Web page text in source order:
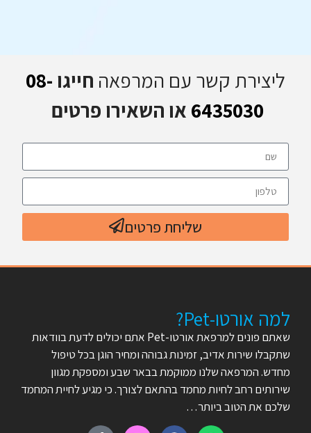
ליצירת קשר עם המרפאה חייגו 08-
6435030 או השאירו פרטים
שליחת פרטים
למה אורטו-Pet?
שאתם פונים למרפאת אורטו-Pet אתם יכולים לדעת בוודאות
שתקבלו שירות אדיב, זמינות גבוהה ומחיר הוגן בכל טיפול
מחדש. המרפאה שלנו ממוקמת בבאר שבע ומספקת מגוון
שירותים רחב לחיות מחמד בהתאם לצורך. כי מגיע לחיית המחמד
שלכם את הטוב ביותר…